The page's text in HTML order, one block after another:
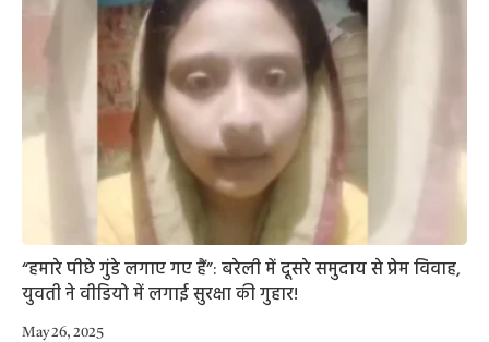
“हमारे पीछे गुंडे लगाए गए हैं”: बरेली में दूसरे समुदाय से प्रेम विवाह,
युवती ने वीडियो में लगाई सुरक्षा की गुहार!
May 26, 2025